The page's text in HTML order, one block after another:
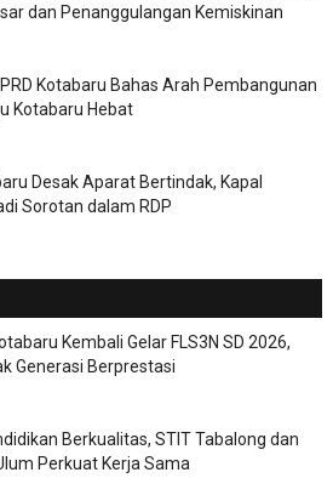
dan Penanggulangan Kemiskinan
Kotabaru Bahas Arah Pembangunan
Kotabaru Hebat
Desak Aparat Bertindak, Kapal
Sorotan dalam RDP
Kembali Gelar FLS3N SD 2026,
Generasi Berprestasi
Berkualitas, STIT Tabalong dan
Perkuat Kerja Sama